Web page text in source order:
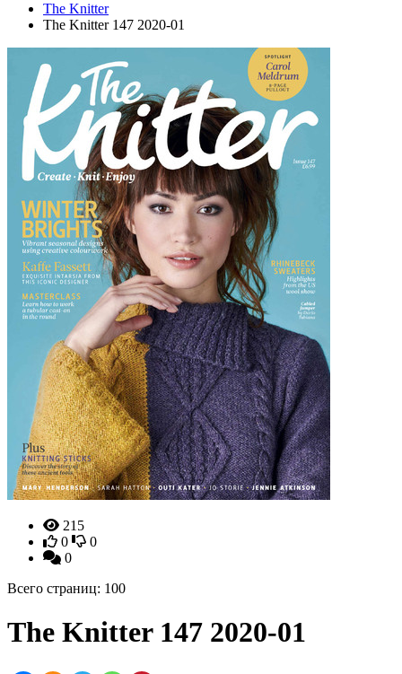
The Knitter
The Knitter 147 2020-01
215
0
0
0
Всего страниц: 100
The Knitter 147 2020-01